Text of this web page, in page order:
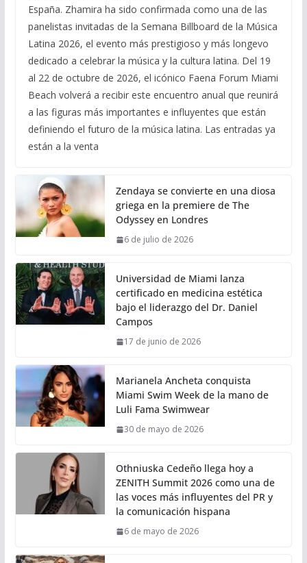
España. Zhamira ha sido confirmada como una de las
panelistas invitadas de la Semana Billboard de la Música
Latina 2026, el evento más prestigioso y más longevo
dedicado a celebrar la música y la cultura latina. Del 19
al 22 de octubre de 2026, el icónico Faena Forum Miami
Beach volverá a recibir este encuentro anual que reunirá
a las figuras más importantes e influyentes que están
definiendo el futuro de la música latina. Las entradas ya
están a la venta
Zendaya se convierte en una diosa
griega en la premiere de The
Odyssey en Londres
6 de julio de 2026
Universidad de Miami lanza
certificado en medicina estética
bajo el liderazgo del Dr. Daniel
Campos
17 de junio de 2026
Marianela Ancheta conquista
Miami Swim Week de la mano de
Luli Fama Swimwear
30 de mayo de 2026
Othniuska Cedeño llega hoy a
ZENITH Summit 2026 como una de
las voces más influyentes del PR y
la comunicación hispana
6 de mayo de 2026